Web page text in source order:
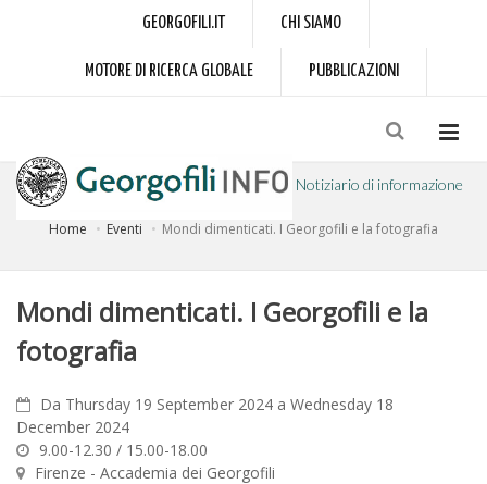
GEORGOFILI.IT CHI SIAMO
MOTORE DI RICERCA GLOBALE PUBBLICAZIONI
Notiziario di informazione
Home Eventi Mondi dimenticati. I Georgofili e la fotografia
Mondi dimenticati. I Georgofili e la
fotografia
Da Thursday 19 September 2024 a Wednesday 18
December 2024
9.00-12.30 / 15.00-18.00
Firenze - Accademia dei Georgofili